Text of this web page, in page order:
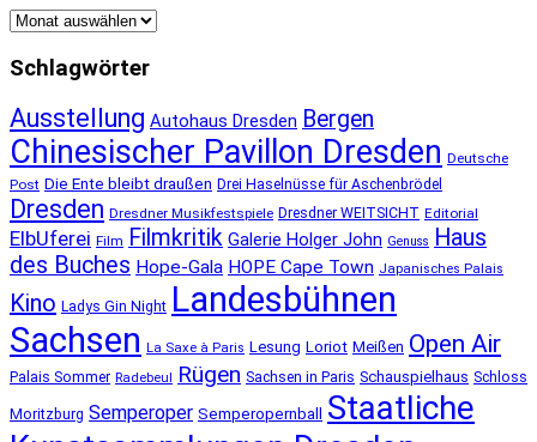
Archive
Schlagwörter
Ausstellung Autohaus Dresden Bergen
Chinesischer Pavillon Dresden Deutsche
Post Die Ente bleibt draußen Drei Haselnüsse für Aschenbrödel
Dresden Dresdner Musikfestspiele Dresdner WEITSICHT Editorial
ElbUferei Film Filmkritik Galerie Holger John Genuss
Haus
des Buches Hope-Gala HOPE Cape Town Japanisches Palais
Kino Ladys Gin Night Landesbühnen
Sachsen
La Saxe à Paris Lesung Loriot Meißen Open Air
Palais Sommer Radebeul Rügen Sachsen in Paris Schauspielhaus Schloss
Moritzburg Semperoper Semperopernball
Staatliche